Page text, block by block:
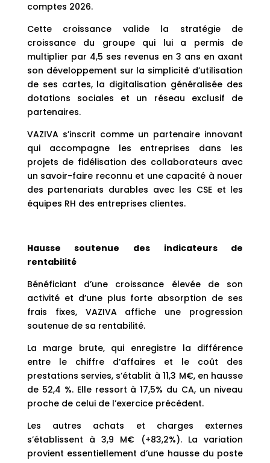
comptes 2026.
Cette croissance valide la stratégie de
croissance du groupe qui lui a permis de
multiplier par 4,5 ses revenus en 3 ans en axant
son développement sur la simplicité d’utilisation
de ses cartes, la digitalisation généralisée des
dotations sociales et un réseau exclusif de
partenaires.
VAZIVA s’inscrit comme un partenaire innovant
qui accompagne les entreprises dans les
projets de fidélisation des collaborateurs avec
un savoir-faire reconnu et une capacité à nouer
des partenariats durables avec les CSE et les
équipes RH des entreprises clientes.
Hausse soutenue des indicateurs de
rentabilité
Bénéficiant d’une croissance élevée de son
activité et d’une plus forte absorption de ses
frais fixes, VAZIVA affiche une progression
soutenue de sa rentabilité.
La marge brute, qui enregistre la différence
entre le chiffre d’affaires et le coût des
prestations servies, s’établit à 11,3 M€, en hausse
de 52,4 %. Elle ressort à 17,5% du CA, un niveau
proche de celui de l’exercice précédent.
Les autres achats et charges externes
s’établissent à 3,9 M€ (+83,2%). La variation
provient essentiellement d’une hausse du poste